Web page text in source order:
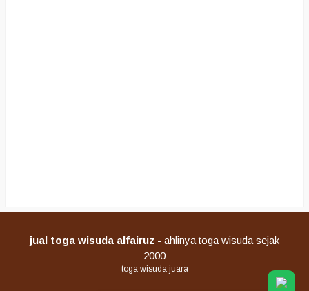
jual toga wisuda alfairuz - ahlinya toga wisuda sejak
2000
toga wisuda juara